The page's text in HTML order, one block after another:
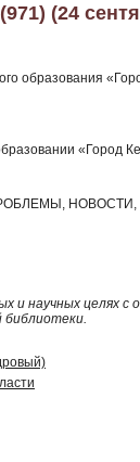
(24
образования
«Город
и научных целях с
библиотеки.